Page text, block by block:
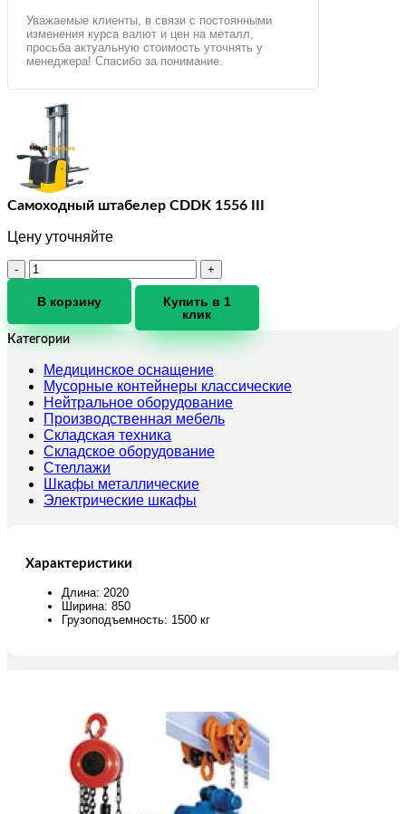
Уважаемые клиенты, в связи с постоянными
изменения курса валют и цен на металл,
просьба актуальную стоимость уточнять у
менеджера! Спасибо за понимание.
Самоходный штабелер CDDK 1556 III
Цену уточняйте
Количество
товара
Самоходный
CDDK
1556
В корзину
Купить в 1
клик
Категории
Медицинское оснащение
Мусорные контейнеры классические
Нейтральное оборудование
Производственная мебель
Складская техника
Складское оборудование
Стеллажи
Шкафы металлические
Электрические шкафы
Характеристики
Длина: 2020
Ширина: 850
Грузоподъемность: 1500 кг